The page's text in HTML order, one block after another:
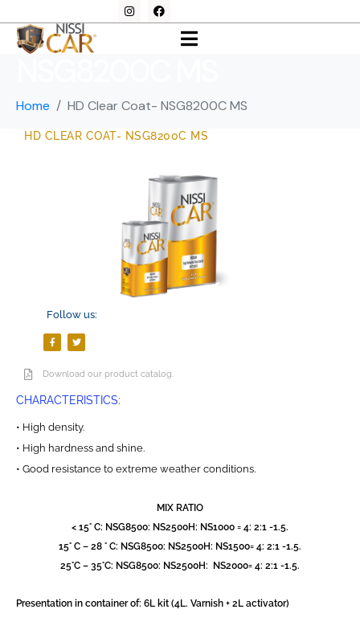
HD Clear Coat-
Home HD Clear Coat- NSG8200C MS
HD CLEAR COAT- NSG8200C MS
Follow us:
Download our product catalog.
CHARACTERISTICS:
• High density.
• High hardness and shine.
• Good resistance to extreme weather conditions.
MIX RATIO
< 15° C: NSG8500: NS2500H: NS1000 = 4: 2:1 -1.5.
15° C – 28 ° C: NSG8500: NS2500H: NS1500= 4: 2:1 -1.5.
25°C – 35°C: NSG8500: NS2500H: NS2000= 4: 2:1 -1.5.
Presentation in container of: 6L kit (4L. Varnish + 2L activator)